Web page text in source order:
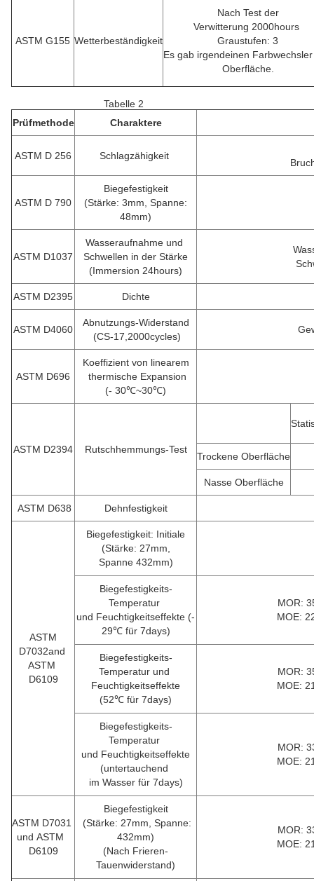
ASTM G155 Wetterbeständigkeit
Nach Test der
Verwitterung 2000hours
Graustufen: 3
Es gab irgendeinen
Oberfläche.
Tabelle 2
Prüfmethode
Charaktere
ASTM D 256 Schlagzähigkeit
ASTM D 790
Biegefestigkeit
(Stärke: 3mm, Spanne:
48mm)
ASTM D1037
Wasseraufnahme und
Schwellen in der Stärke
(Immersion 24hours)
ASTM D2395 Dichte
ASTM D4060
Abnutzungs-Widerstand
(CS-17,2000cycles)
ASTM D696
Koeffizient von linearem
thermische Expansion
(- 30℃~30℃)
ASTM D2394 Rutschhemmungs-Test
Trockene Oberfläche
Nasse Oberfläche
ASTM D638 Dehnfestigkeit
ASTM
D7032and
ASTM
D6109
Biegefestigkeit: Initiale
(Stärke: 27mm,
Spanne 432mm)
Biegefestigkeits-
Temperatur
und Feuchtigkeitseffekte (-
29℃ für 7days)
MOR:
MOE:
Biegefestigkeits-
Temperatur und
Feuchtigkeitseffekte
(52℃ für 7days)
MOR:
MOE:
Biegefestigkeits-
Temperatur
und Feuchtigkeitseffekte
(untertauchend
im Wasser für 7days)
MOR:
MOE:
ASTM D7031
und ASTM
D6109
Biegefestigkeit
(Stärke: 27mm, Spanne:
432mm)
(Nach Frieren-
Tauenwiderstand)
MOR:
MOE: